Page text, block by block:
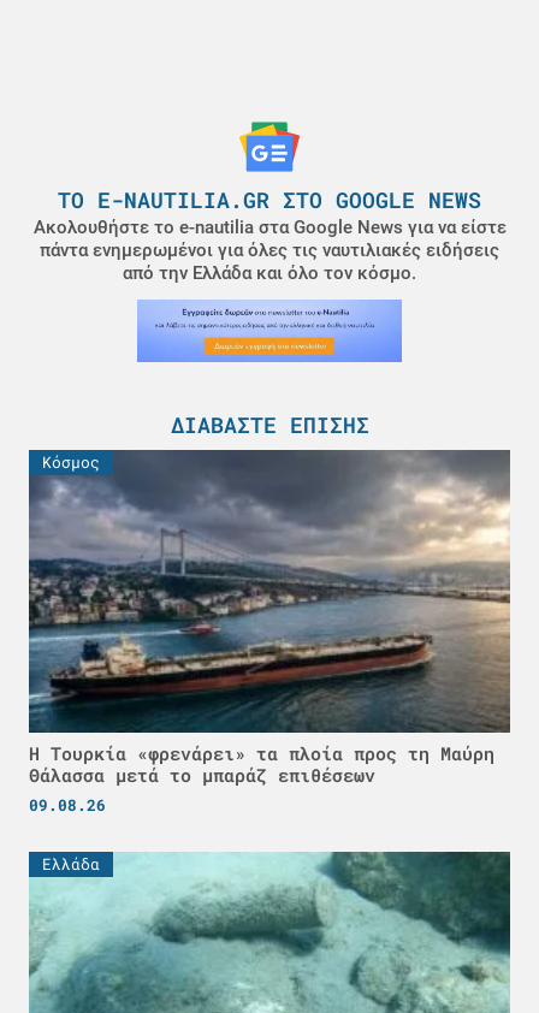
ΤΟ E-NAUTILIA.GR ΣΤΟ GOOGLE NEWS
Ακολουθήστε το e-nautilia στα Google News για να είστε
πάντα ενημερωμένοι για όλες τις ναυτιλιακές ειδήσεις
από την Ελλάδα και όλο τον κόσμο.
ΔΙΑΒΆΣΤΕ ΕΠΊΣΗΣ
Κόσμος
Η Τουρκία «φρενάρει» τα πλοία προς τη Μαύρη
Θάλασσα μετά το μπαράζ επιθέσεων
09.08.26
Ελλάδα